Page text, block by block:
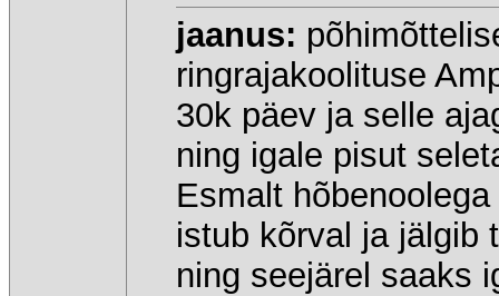
jaanus:
ringrajakoolituse
30k päev ja selle
ning igale pisut
Esmalt
istub kõrval ja jälgib
ning seejärel saaks